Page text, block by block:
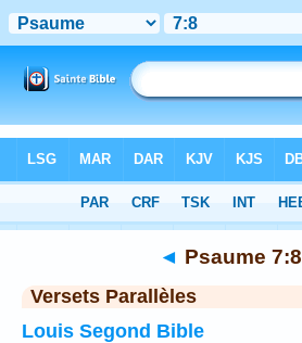
Chapitre 7> Verset 8
◄ Psaume 7:8
Versets Parallèles
Louis Segond Bible